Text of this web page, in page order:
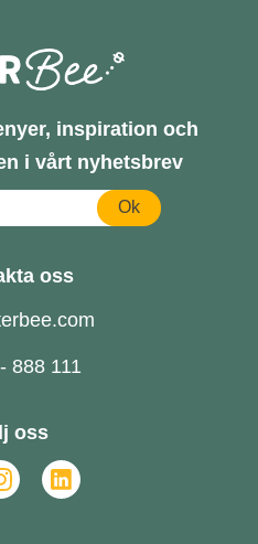
inspiration och
i vårt nyhetsbrev
Ok
oss
888 111
oss